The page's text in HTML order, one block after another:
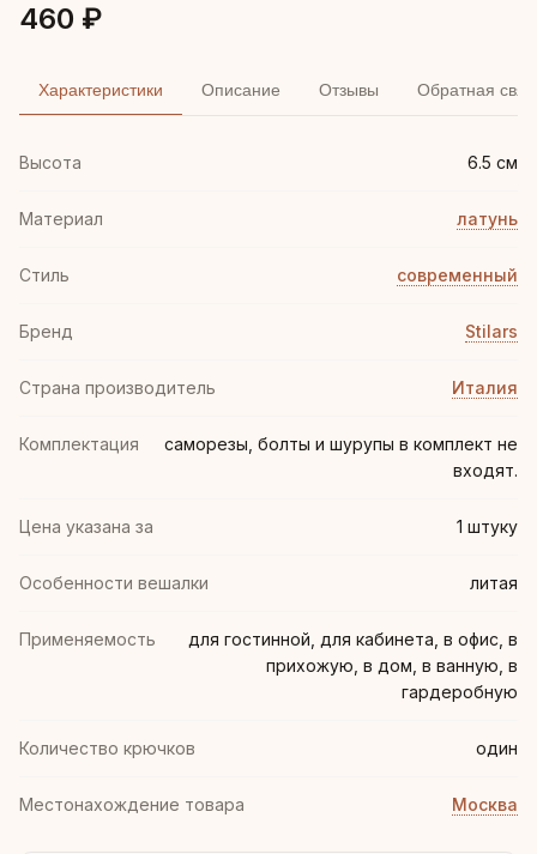
460 ₽
Характеристики Описание Отзывы Обратная
Высота 6.5 см
Материал латунь
Стиль современный
Бренд Stilars
Страна производитель Италия
Комплектация
саморезы, болты и шурупы в комплект не
входят.
Цена указана за 1 штуку
Особенности вешалки литая
Применяемость
для гостинной, для кабинета, в офис, в
прихожую, в дом, в ванную, в
гардеробную
Количество крючков один
Местонахождение товара Москва